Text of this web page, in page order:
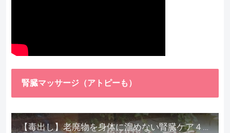
腎臓マッサージ（アトピーも）
【毒出し】老廃物を身体に溜めない腎臓ケア４種をご紹介します。